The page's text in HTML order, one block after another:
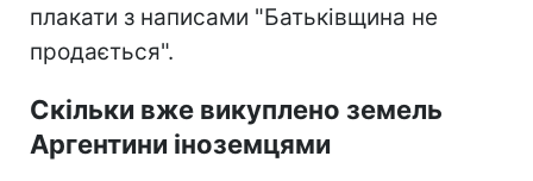
плакати з написами "Батьківщина не
продається".
Скільки вже викуплено земель
Аргентини іноземцями